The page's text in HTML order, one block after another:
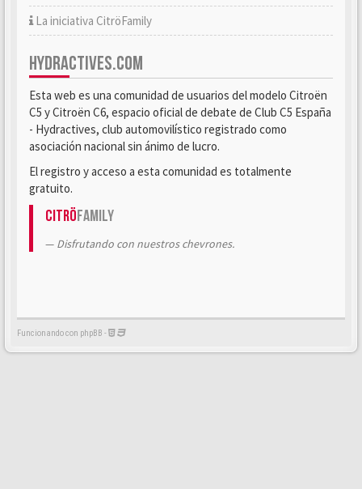
La iniciativa CitröFamily
HYDRACTIVES.COM
Esta web es una comunidad de usuarios del modelo Citroën
C5 y Citroën C6, espacio oficial de debate de Club C5 España
- Hydractives, club automovilístico registrado como
asociación nacional sin ánimo de lucro.
El registro y acceso a esta comunidad es totalmente
gratuito.
CitröFamily
Disfrutando con nuestros chevrones.
Funcionando con phpBB -